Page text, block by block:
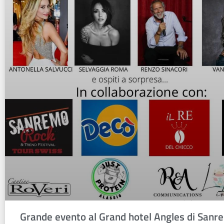
Grande evento al Grand hotel Angles di